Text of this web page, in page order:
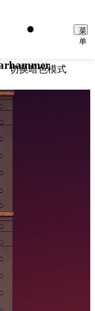
切换暗色模式
菜
单